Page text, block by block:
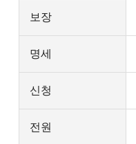
보장
명세
신청
전원